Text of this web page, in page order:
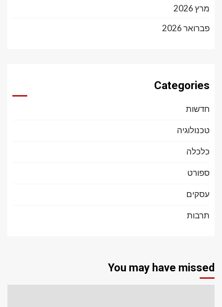
מרץ 2026
פברואר 2026
Categories
חדשות
טכנולוגיה
כלכלה
ספורט
עסקים
תרבות
You may have missed